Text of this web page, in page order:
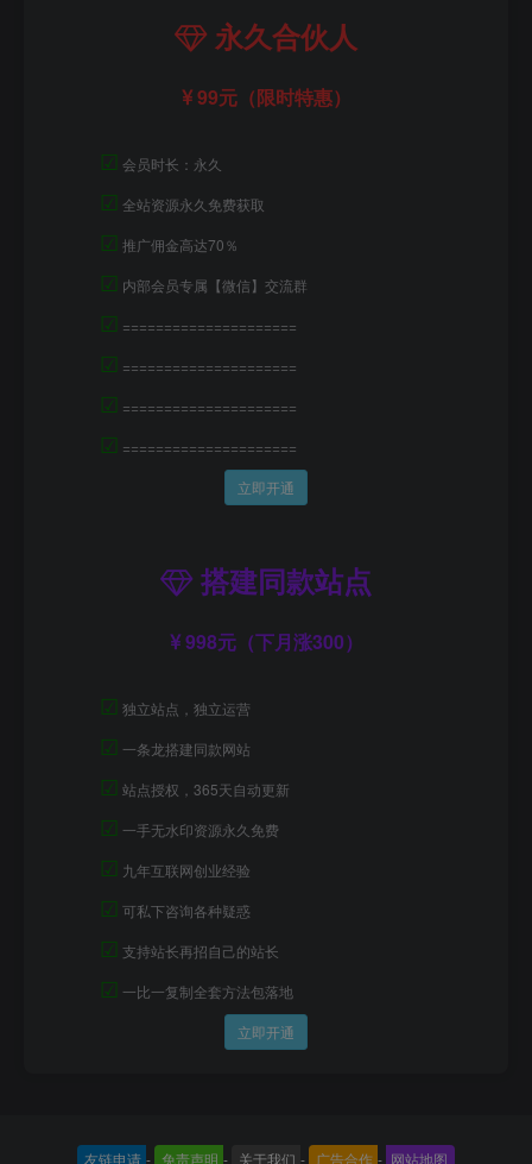
永久合伙人
99元（限时特惠）
☑ 会员时长：永久
☑ 全站资源永久免费获取
☑ 推广佣金高达70％
☑ 内部会员专属【微信】交流群
☑ =====================
☑ =====================
☑ =====================
☑ =====================
立即开通
搭建同款站点
998元（下月涨300）
☑ 独立站点，独立运营
☑ 一条龙搭建同款网站
☑ 站点授权，365天自动更新
☑ 一手无水印资源永久免费
☑ 九年互联网创业经验
☑ 可私下咨询各种疑惑
☑ 支持站长再招自己的站长
☑ 一比一复制全套方法包落地
立即开通
友链申请 - 免责声明 - 关于我们 - 广告合作 - 网站地图